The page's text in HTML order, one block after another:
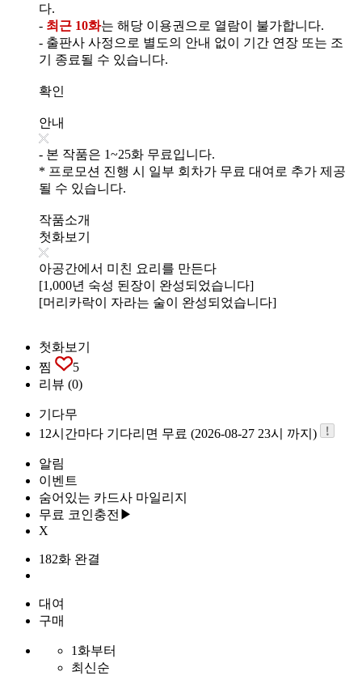
다.
- 최근 10화는 해당 이용권으로 열람이 불가합니다.
- 출판사 사정으로 별도의 안내 없이 기간 연장 또는 조
기 종료될 수 있습니다.
확인
안내
- 본 작품은 1~25화 무료입니다.
* 프로모션 진행 시 일부 회차가 무료 대여로 추가 제공
될 수 있습니다.
작품소개
첫화보기
아공간에서 미친 요리를 만든다
[1,000년 숙성 된장이 완성되었습니다]
[머리카락이 자라는 술이 완성되었습니다]
첫화보기
찜
5
리뷰 (0)
기다무
12시간마다 기다리면 무료 (2026-08-27 23시 까지)
알림
이벤트
숨어있는 카드사 마일리지
무료 코인충전▶
X
182화 완결
대여
구매
1화부터
최신순